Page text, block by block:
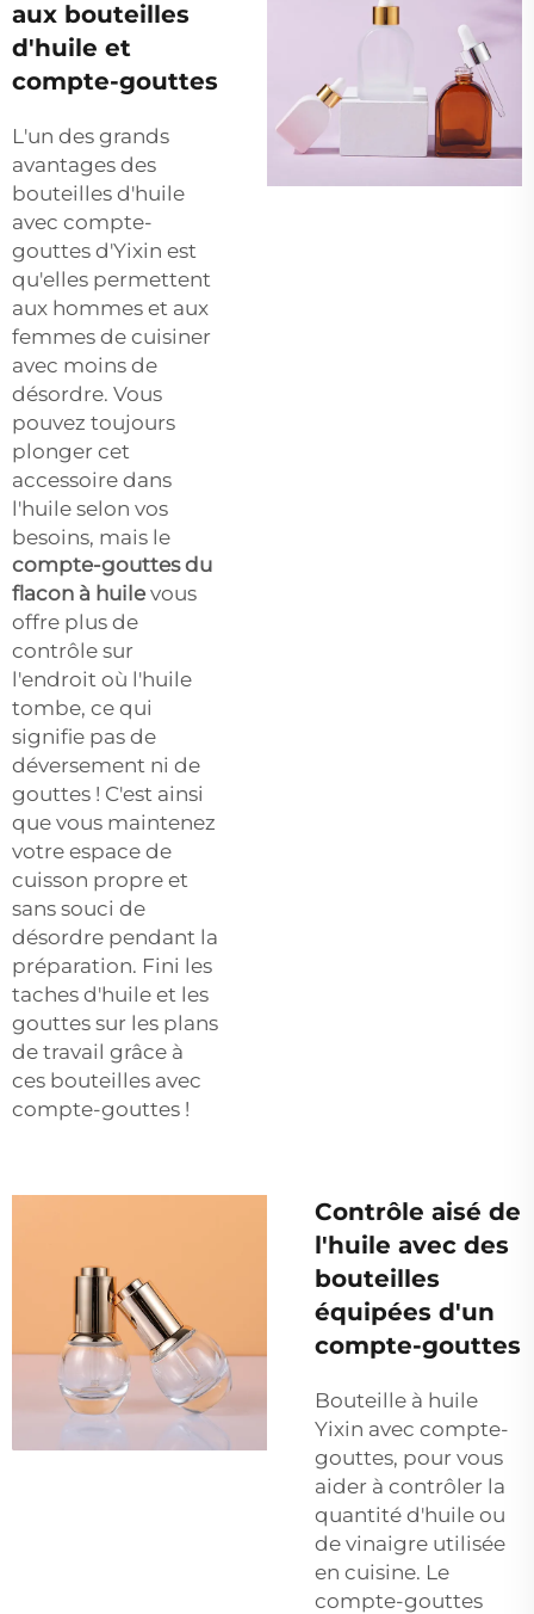
aux bouteilles
d'huile et
compte-gouttes
L'un des grands
avantages des
bouteilles d'huile
avec compte-
gouttes d'Yixin est
qu'elles permettent
aux hommes et aux
femmes de cuisiner
avec moins de
désordre. Vous
pouvez toujours
plonger cet
accessoire dans
l'huile selon vos
besoins, mais le
compte-gouttes du
flacon à huilevous
offre plus de
contrôle sur
l'endroit où l'huile
tombe, ce qui
signifie pas de
déversement ni de
gouttes ! C'est ainsi
que vous maintenez
votre espace de
cuisson propre et
sans souci de
désordre pendant la
préparation. Fini les
taches d'huile et les
gouttes sur les plans
de travail grâce à
ces bouteilles avec
compte-gouttes !
Contrôle aisé de
l'huile avec des
bouteilles
équipées d'un
compte-gouttes
Bouteille à huile
Yixin avec compte-
gouttes, pour vous
aider à contrôler la
quantité d'huile ou
de vinaigre utilisée
en cuisine. Le
compte-gouttes